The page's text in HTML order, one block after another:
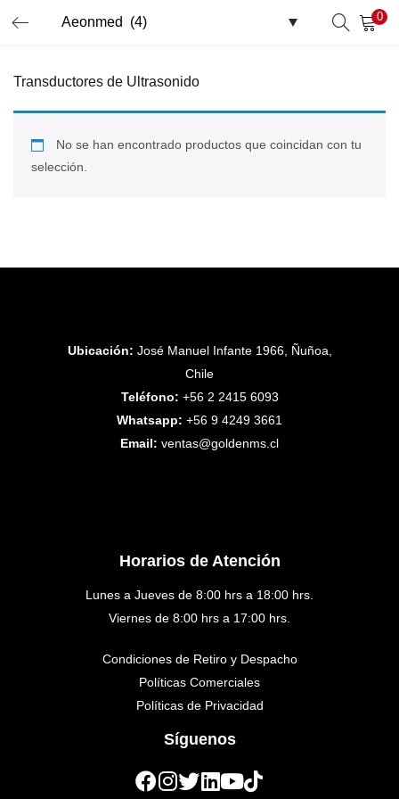
0
INICIO DE SESIÓN REGISTRO
Introduzca su nombre de usuario y contraseña para iniciar
sesión.
Transductores de Ultrasonido
No se han encontrado productos que coincidan con tu
selección.
Ubicación: José Manuel Infante 1966, Ñuñoa,
Chile
Teléfono: +56 2 2415 6093
Whatsapp: +56 9 4249 3661
Email: ventas@goldenms.cl
Horarios de Atención
Lunes a Jueves de 8:00 hrs a 18:00 hrs.
Viernes de 8:00 hrs a 17:00 hrs.
Condiciones de Retiro y Despacho
Políticas Comerciales
Políticas de Privacidad
Síguenos